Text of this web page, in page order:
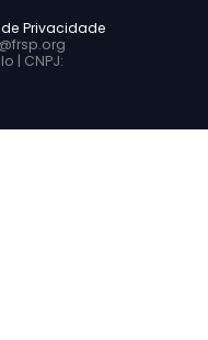
Privacidade
| CNPJ: